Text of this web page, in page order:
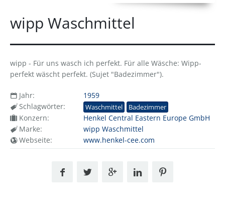
wipp Waschmittel
wipp - Für uns wasch ich perfekt. Für alle Wäsche: Wipp-
perfekt wäscht perfekt. (Sujet "Badezimmer").
Jahr:
1959
Schlagwörter:
Waschmittel Badezimmer
Konzern:
Henkel Central Eastern Europe GmbH
Marke:
wipp Waschmittel
Webseite:
www.henkel-cee.com